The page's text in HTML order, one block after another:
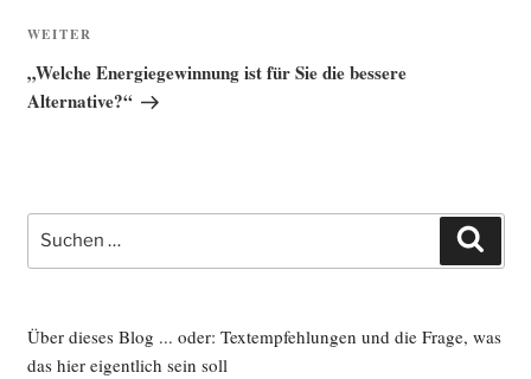
Nächster
Beitrag
WEITER
„Welche Energiegewinnung ist für Sie die bessere
Alternative?“
Suche
nach:
Über dieses Blog ... oder: Textempfehlungen und die Frage, was
das hier eigentlich sein soll